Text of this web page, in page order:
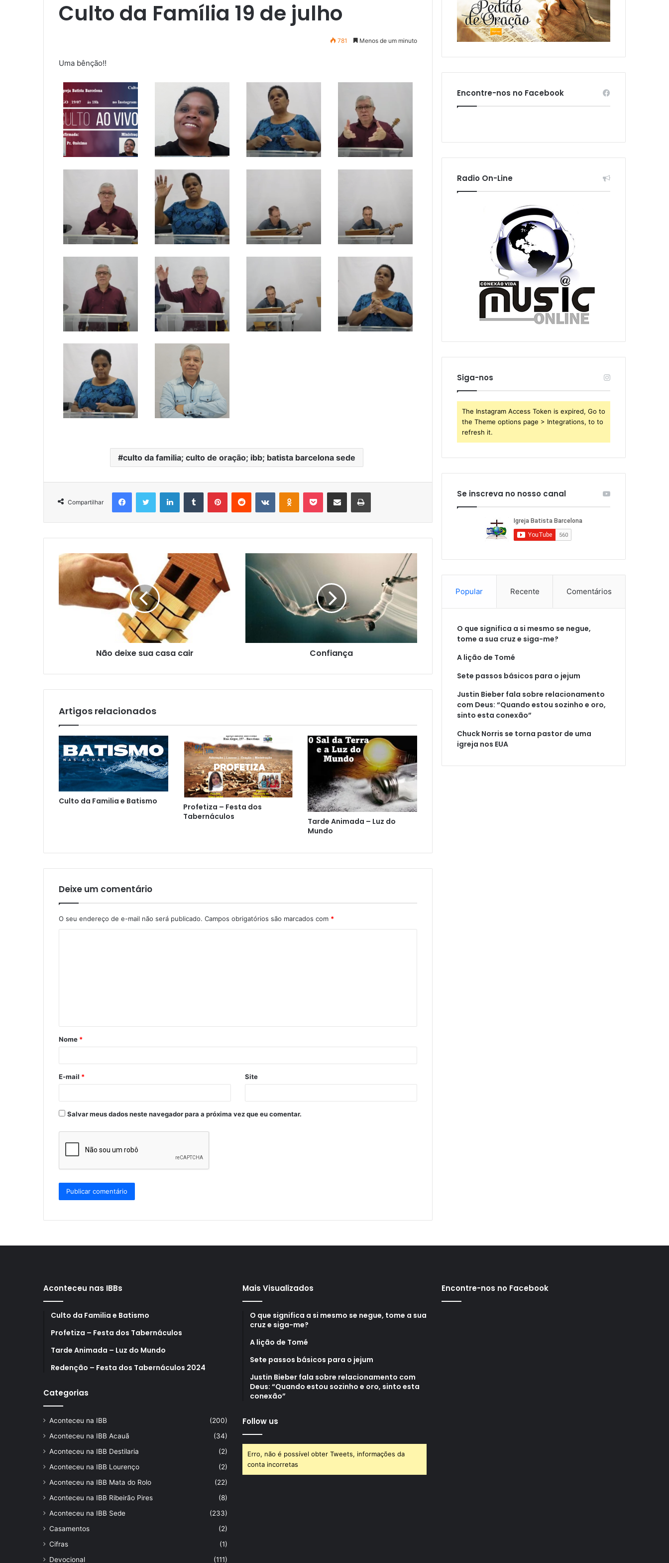
Culto da Família 19 de julho
781 Menos de um minuto
Uma bênção!!
culto da familia; culto de oração; ibb; batista barcelona sede
Compartilhar
FacebookTwitter LinkedinTumblr PinterestReddit VK OK Pocket Compartilhar via e-mail Imprimir
Não deixe sua casa cair Confiança
Artigos relacionados
Culto da Familia e Batismo
Profetiza – Festa dos
Tabernáculos
Tarde Animada – Luz do
Mundo
Deixe um comentário
O seu endereço de e-mail não será publicado. Campos obrigatórios são marcados com *
á
r
*
Nome *
E-mail * Site
Salvar meus dados neste navegador para a próxima vez que eu comentar.
Encontre-nos no Facebook
Radio On-Line
Siga-nos
The Instagram Access Token is expired, Go to
the Theme options page > Integrations, to to
refresh it.
Se inscreva no nosso canal
Popular Recente Comentários
O que significa a si mesmo se negue,
tome a sua cruz e siga-me?
A lição de Tomé
Sete passos básicos para o jejum
Justin Bieber fala sobre relacionamento
com Deus: “Quando estou sozinho e oro,
sinto esta conexão”
Chuck Norris se torna pastor de uma
igreja nos EUA
Aconteceu nas IBBs
Culto da Familia e Batismo
Profetiza – Festa dos Tabernáculos
Tarde Animada – Luz do Mundo
Redenção – Festa dos Tabernáculos 2024
Categorias
Aconteceu na IBB
(200)
Aconteceu na IBB Acauã
(34)
Aconteceu na IBB Destilaria
(2)
Aconteceu na IBB Lourenço
(2)
Aconteceu na IBB Mata do Rolo
(22)
Aconteceu na IBB Ribeirão Pires
(8)
Aconteceu na IBB Sede
(233)
Casamentos
(2)
Cifras
(1)
Devocional
(111)
Mais Visualizados
O que significa a si mesmo se negue, tome a sua
cruz e siga-me?
A lição de Tomé
Sete passos básicos para o jejum
Justin Bieber fala sobre relacionamento com
Deus: “Quando estou sozinho e oro, sinto esta
conexão”
Follow us
Erro, não é possível obter Tweets, informações da
conta incorretas
Encontre-nos no Facebook